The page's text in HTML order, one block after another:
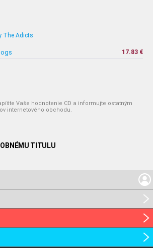
The Adicts
17.83 €
Vaše hodnotenie CD a informujte ostatným
internetového obchodu.
TITULU